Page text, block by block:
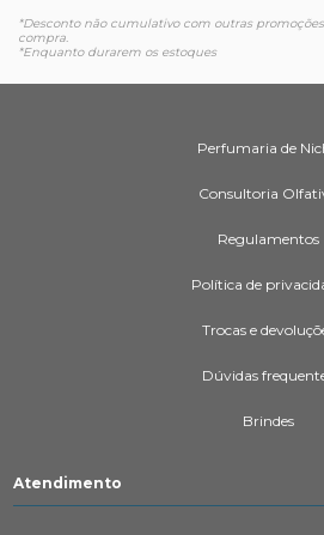
*Desconto não cumulativo com outras
compra.
*Enquanto durarem os estoques
Perfumaria de
Consultoria
Regulamentos
Política de
Trocas e
Dúvidas
Brindes
Atendimento